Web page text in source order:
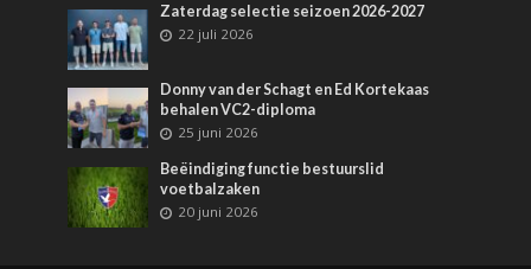
Zaterdag selectie seizoen 2026-2027
22 juli 2026
Donny van der Schagt en Ed Kortekaas
behalen VC2-diploma
25 juni 2026
Beëindiging functie bestuurslid
voetbalzaken
20 juni 2026